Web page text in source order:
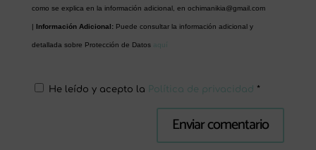
como se explica en la información adicional, en ochimanikia@gmail.com
Información Adicional: Puede consultar la información adicional y
detallada sobre Protección de Datos aquí
He leído y acepto la Política de privacidad *